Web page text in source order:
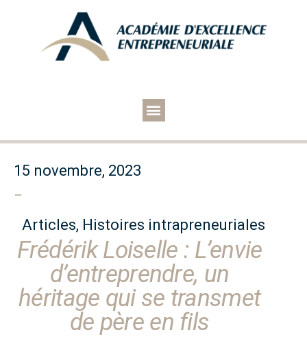
15 novembre, 2023
–
Articles, Histoires intrapreneuriales
Frédérik Loiselle : L’envie
d’entreprendre, un
héritage qui se transmet
de père en fils